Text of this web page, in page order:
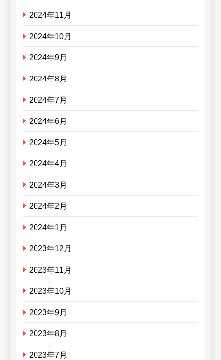
2024年11月
2024年10月
2024年9月
2024年8月
2024年7月
2024年6月
2024年5月
2024年4月
2024年3月
2024年2月
2024年1月
2023年12月
2023年11月
2023年10月
2023年9月
2023年8月
2023年7月